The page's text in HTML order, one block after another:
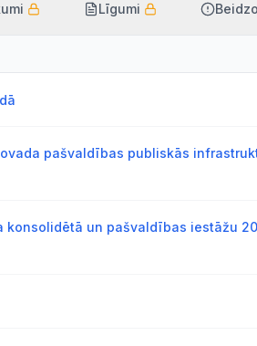
Līgumi
pašvaldības publiskās
konsolidētā un pašvaldības iestāžu